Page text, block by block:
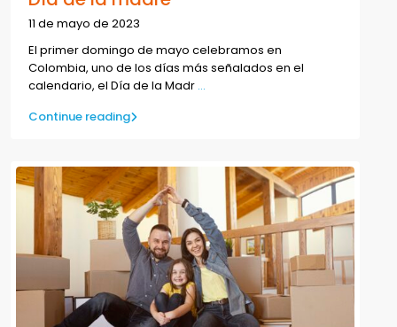
11 de mayo de 2023
El primer domingo de mayo celebramos en
Colombia, uno de los días más señalados en el
calendario, el Día de la Madr ...
Continue reading